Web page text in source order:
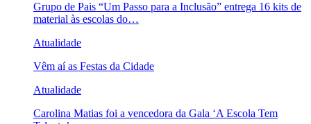
Grupo de Pais “Um Passo para a Inclusão” entrega 16 kits de
material às escolas do…
Atualidade
Vêm aí as Festas da Cidade
Atualidade
Carolina Matias foi a vencedora da Gala ‘A Escola Tem